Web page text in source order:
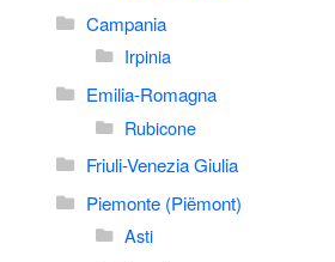
Campania
Irpinia
Emilia-Romagna
Rubicone
Friuli-Venezia Giulia
Piemonte (Piëmont)
Asti